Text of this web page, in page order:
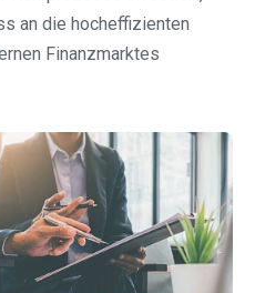
an die hocheffizienten
Finanzmarktes